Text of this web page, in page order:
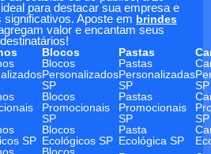
para destacar sua empresa e
Aposte em brindes
valor e encantam seus
destinatários!
Blocos Pastas
Blocos
Personalizados
SP
Pastas
Personalizadas
SP
SP
Blocos
Promocionais
SP
Pastas
Promocionais
SP
SP
SP
Blocos
Ecológicos SP
Pasta
Ecológica SP